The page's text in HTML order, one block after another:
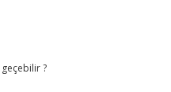
geçebilir ?